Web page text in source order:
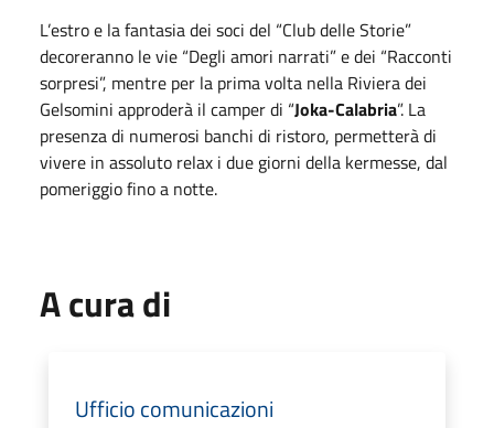
L’estro e la fantasia dei soci del “Club delle Storie”
decoreranno le vie “Degli amori narrati” e dei “Racconti
sorpresi”, mentre per la prima volta nella Riviera dei
Gelsomini approderà il camper di “Joka-Calabria”. La
presenza di numerosi banchi di ristoro, permetterà di
vivere in assoluto relax i due giorni della kermesse, dal
pomeriggio fino a notte.
A cura di
Ufficio comunicazioni